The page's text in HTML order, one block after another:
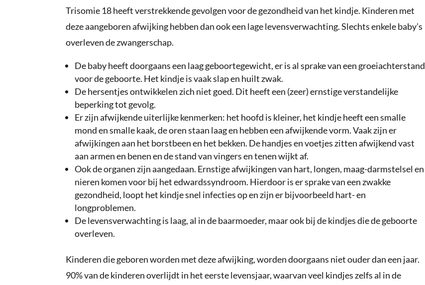
Trisomie 18 heeft verstrekkende gevolgen voor de gezondheid van het kindje. Kinderen met
deze aangeboren afwijking hebben dan ook een lage levensverwachting. Slechts enkele baby’s
overleven de zwangerschap.
De baby heeft doorgaans een laag geboortegewicht, er is al sprake van een groeiachterstand
voor de geboorte. Het kindje is vaak slap en huilt zwak.
De hersentjes ontwikkelen zich niet goed. Dit heeft een (zeer) ernstige verstandelijke
beperking tot gevolg.
Er zijn afwijkende uiterlijke kenmerken: het hoofd is kleiner, het kindje heeft een smalle
mond en smalle kaak, de oren staan laag en hebben een afwijkende vorm. Vaak zijn er
afwijkingen aan het borstbeen en het bekken. De handjes en voetjes zitten afwijkend vast
aan armen en benen en de stand van vingers en tenen wijkt af.
Ook de organen zijn aangedaan. Ernstige afwijkingen van hart, longen, maag-darmstelsel en
nieren komen voor bij het edwardssyndroom. Hierdoor is er sprake van een zwakke
gezondheid, loopt het kindje snel infecties op en zijn er bijvoorbeeld hart- en
longproblemen.
De levensverwachting is laag, al in de baarmoeder, maar ook bij de kindjes die de geboorte
overleven.
Kinderen die geboren worden met deze afwijking, worden doorgaans niet ouder dan een jaar.
90% van de kinderen overlijdt in het eerste levensjaar, waarvan veel kindjes zelfs al in de